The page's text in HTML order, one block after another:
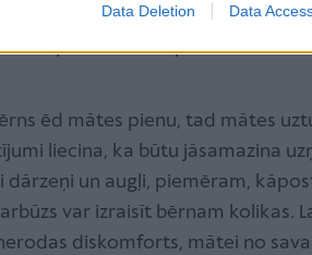
Data Deletion Data
zīdainis nesarijās gaisu ēšanas
pudelītes knupītis.
ēd mātes pienu, tad mātes
liecina, ka būtu jāsamazina
un augļi, piemēram,
var izraisīt bērnam kolikas.
diskomforts, mātei no